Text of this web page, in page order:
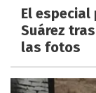
El especial
Suárez
las fotos